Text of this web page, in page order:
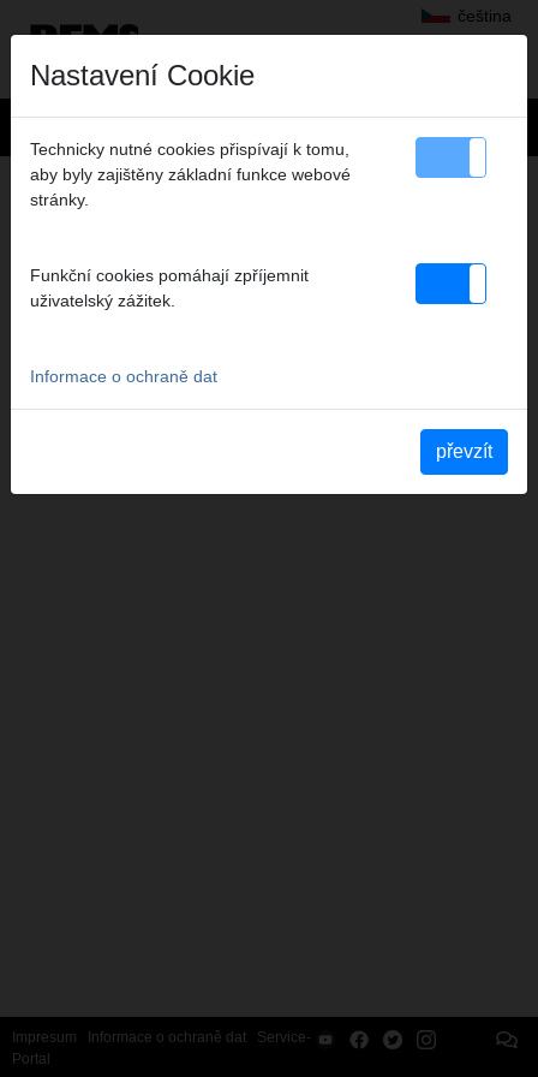
čeština
SERVIS
Impresum Informace o ochraně dat
Service-
Portal
Nastavení Cookie
Technicky nutné cookies přispívají k tomu,
aby byly zajištěny základní funkce webové
stránky.
Funkční cookies pomáhají zpříjemnit
uživatelský zážitek.
Informace o ochraně dat
převzít